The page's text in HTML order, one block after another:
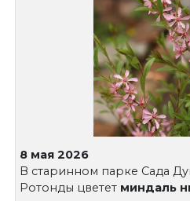
8 мая 2026
В старинном парке Сада
Ротонды цветет миндаль